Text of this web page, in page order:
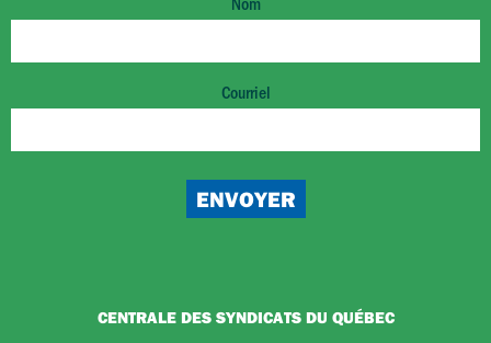
Courriel
CENTRALE DES SYNDICATS DU QUÉBEC